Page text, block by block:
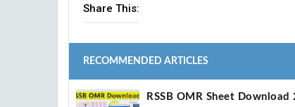
Share This:
RECOMMENDED ARTICLES
RSSB OMR Sheet Download